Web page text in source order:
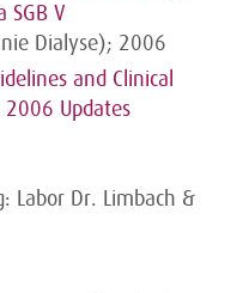
V
Dialyse); 2006
and Clinical
2006 Updates
Labor Dr. Limbach &